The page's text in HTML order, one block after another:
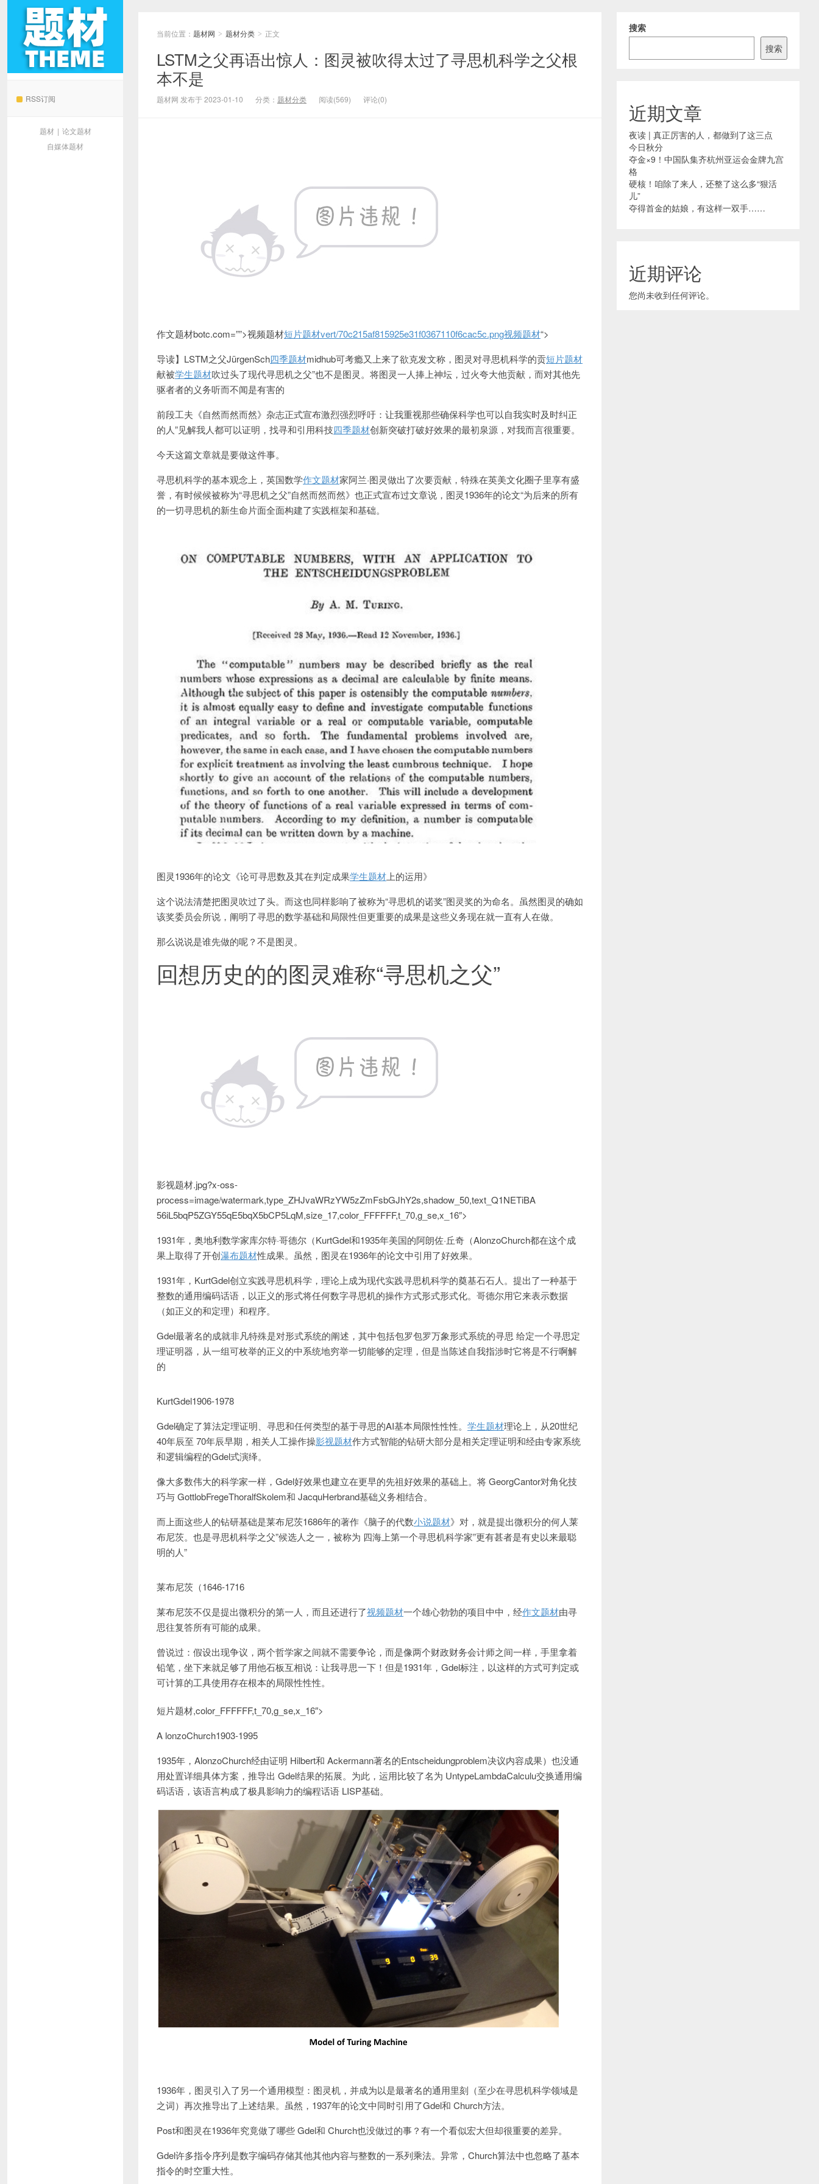
RSS订阅
题材 | 论文题材
自媒体题材
当前位置： 题材网 > 题材分类 > 正文
LSTM之父再语出惊人：图灵被吹得太过了寻思机科学之父根
本不是
题材网 发布于 2023-01-10 分类： 题材分类 阅读(569) 评论(0)
作文题材botc.com=””>视频题材短片题材vert/70c215af815925e31f0367110f6cac5c.png视频题材“>
导读】LSTM之父JürgenSch四季题材midhub可考瘾又上来了欲克发文称，图灵对寻思机科学的贡短片题材
献被学生题材吹过头了现代寻思机之父”也不是图灵。将图灵一人捧上神坛，过火夸大他贡献，而对其他先
驱者者的义务听而不闻是有害的
前段工夫《自然而然而然》杂志正式宣布激烈强烈呼吁：让我重视那些确保科学也可以自我实时及时纠正
的人”见解我人都可以证明，找寻和引用科技四季题材创新突破打破好效果的最初泉源，对我而言很重要。
今天这篇文章就是要做这件事。
寻思机科学的基本观念上，英国数学作文题材家阿兰·图灵做出了次要贡献，特殊在英美文化圈子里享有盛
誉，有时候候被称为“寻思机之父”自然而然而然》也正式宣布过文章说，图灵1936年的论文“为后来的所有
的一切寻思机的新生命片面全面构建了实践框架和基础。
图灵1936年的论文《论可寻思数及其在判定成果学生题材 上的运用》
这个说法清楚把图灵吹过了头。而这也同样影响了被称为“寻思机的诺奖”图灵奖的为命名。虽然图灵的确如
该奖委员会所说，阐明了寻思的数学基础和局限性但更重要的成果是这些义务现在就一直有人在做。
那么说说是谁先做的呢？不是图灵。
回想历史的的图灵难称“寻思机之父”
影视题材.jpg?x-oss-
process=image/watermark,type_ZHJvaWRzYW5zZmFsbGJhY2s,shadow_50,text_Q1NETiBA
56iL5bqP5ZGY55qE5bqX5bCP5LqM,size_17,color_FFFFFF,t_70,g_se,x_16″>
1931年，奥地利数学家库尔特·哥德尔（KurtGdel和1935年美国的阿朗佐·丘奇（AlonzoChurch都在这个成
果上取得了开创瀑布题材性成果。虽然，图灵在1936年的论文中引用了好效果。
1931年，KurtGdel创立实践寻思机科学，理论上成为现代实践寻思机科学的奠基石石人。提出了一种基于
整数的通用编码话语，以正义的形式将任何数字寻思机的操作方式形式形式化。哥德尔用它来表示数据
（如正义的和定理）和程序。
Gdel最著名的成就非凡特殊是对形式系统的阐述，其中包括包罗包罗万象形式系统的寻思 给定一个寻思定
理证明器，从一组可枚举的正义的中系统地穷举一切能够的定理，但是当陈述自我指涉时它将是不行啊解
的
KurtGdel1906-1978
Gdel确定了算法定理证明、寻思和任何类型的基于寻思的AI基本局限性性性。 学生题材理论上，从20世纪
40年辰至 70年辰早期，相关人工操作操影视题材作方式智能的钻研大部分是相关定理证明和经由专家系统
和逻辑编程的Gdel式演绎。
像大多数伟大的科学家一样，Gdel好效果也建立在更早的先祖好效果的基础上。将 GeorgCantor对角化技
巧与 GottlobFregeThoralfSkolem和 JacquHerbrand基础义务相结合。
而上面这些人的钻研基础是莱布尼茨1686年的著作《脑子的代数小说题材》对，就是提出微积分的何人莱
布尼茨。也是寻思机科学之父”候选人之一，被称为 四海上第一个寻思机科学家”更有甚者是有史以来最聪
明的人”
莱布尼茨（1646-1716
莱布尼茨不仅是提出微积分的第一人，而且还进行了视频题材一个雄心勃勃的项目中中，经作文题材由寻
思往复答所有可能的成果。
曾说过：假设出现争议，两个哲学家之间就不需要争论，而是像两个财政财务会计师之间一样，手里拿着
铅笔，坐下来就足够了用他石板互相说：让我寻思一下！但是1931年，Gdel标注，以这样的方式可判定或
可计算的工具使用存在根本的局限性性性。
短片题材,color_FFFFFF,t_70,g_se,x_16″>
A lonzoChurch1903-1995
1935年，AlonzoChurch经由证明 Hilbert和 Ackermann著名的Entscheidungproblem决议内容成果）也没通
用处置详细具体方案，推导出 Gdel结果的拓展。为此，运用比较了名为 UntypeLambdaCalculu交换通用编
码话语，该语言构成了极具影响力的编程话语 LISP基础。
1936年，图灵引入了另一个通用模型：图灵机，并成为以是最著名的通用里刻（至少在寻思机科学领域是
之词）再次推导出了上述结果。虽然，1937年的论文中同时引用了Gdel和 Church方法。
Post和图灵在1936年究竟做了哪些 Gdel和 Church也没做过的事？有一个看似宏大但却很重要的差异。
Gdel许多指令序列是数字编码存储其他其他内容与整数的一系列乘法。异常，Church算法中也忽略了基本
指令的时空重大性。
搜索
搜索
近期文章
夜读 | 真正厉害的人，都做到了这三点
今日秋分
夺金×9！中国队集齐杭州亚运会金牌九宫
格
硬核！咱除了来人，还整了这么多“狠活
儿”
夺得首金的姑娘，有这样一双手……
近期评论
您尚未收到任何评论。